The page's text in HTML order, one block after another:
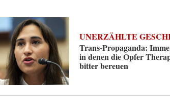
UNERZÄHLTE
Trans-Propaganda:
in denen die Opfer
bitter bereuen